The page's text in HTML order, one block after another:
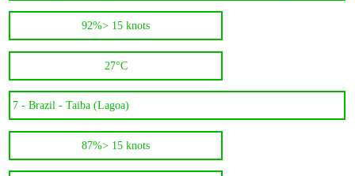
92%> 15 knots
27°C
7 -Brazil - Taiba (Lagoa)
87%> 15 knots